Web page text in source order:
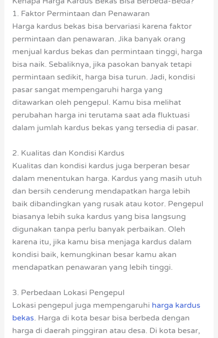
1. Faktor Permintaan dan Penawaran
Harga kardus bekas bisa bervariasi karena faktor
permintaan dan penawaran. Jika banyak orang
menjual kardus bekas dan permintaan tinggi, harga
bisa naik. Sebaliknya, jika pasokan banyak tetapi
permintaan sedikit, harga bisa turun. Jadi, kondisi
pasar sangat mempengaruhi harga yang
ditawarkan oleh pengepul. Kamu bisa melihat
perubahan harga ini terutama saat ada fluktuasi
dalam jumlah kardus bekas yang tersedia di pasar.
2. Kualitas dan Kondisi Kardus
Kualitas dan kondisi kardus juga berperan besar
dalam menentukan harga. Kardus yang masih utuh
dan bersih cenderung mendapatkan harga lebih
baik dibandingkan yang rusak atau kotor. Pengepul
biasanya lebih suka kardus yang bisa langsung
digunakan tanpa perlu banyak perbaikan. Oleh
karena itu, jika kamu bisa menjaga kardus dalam
kondisi baik, kemungkinan besar kamu akan
mendapatkan penawaran yang lebih tinggi.
3. Perbedaan Lokasi Pengepul
Lokasi pengepul juga mempengaruhi harga kardus
bekas. Harga di kota besar bisa berbeda dengan
harga di daerah pinggiran atau desa. Di kota besar,